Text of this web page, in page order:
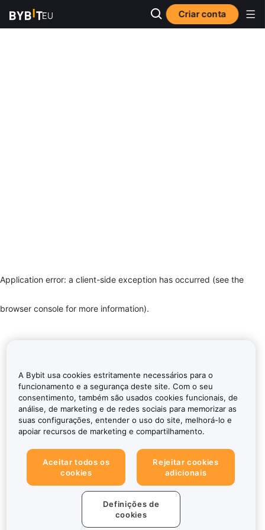
Criar conta
Application error: a client-side exception has occurred (see the
browser console for more information).
A Bybit usa cookies estritamente necessários para o
funcionamento e a segurança deste site. Com o seu
consentimento, também são usados cookies funcionais, de
análise, de marketing e de redes sociais para memorizar as
suas configurações, entender o uso do site, melhorá-lo e
apoiar recursos de marketing e compartilhamento.
Aceitar todos os
cookies
Rejeitar cookies
adicionais
Definições de
cookies